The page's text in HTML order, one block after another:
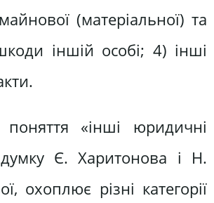
(матеріальної) та
іншій особі; 4) інші
«інші юридичні
Є. Харитонова і Н.
охоплює різні категорії